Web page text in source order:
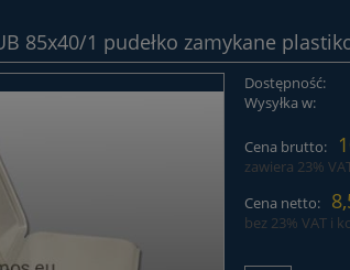
85x40/1 pudełko zamykane
Dostępność:
Wysyłka w:
Cena brutto:
zawiera 23%
Cena netto:
bez 23% VAT i